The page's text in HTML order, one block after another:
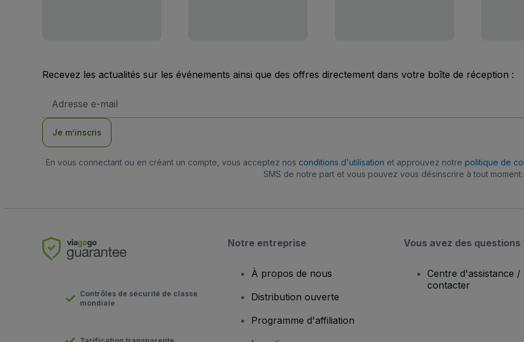
Recevez les actualités sur les événements ainsi que des offres directement dans votre boîte de réception :
e-
Je m’inscris
En vous connectant ou en créant un compte, vous acceptez nos conditions d'utilisation et approuvez notre politique de
SMS de notre part et vous pouvez vous désinscrire à tout moment.
Contrôles de sécurité de classe
mondiale
Notre entreprise
À propos de nous
Distribution ouverte
Programme d'affiliation
Vous avez des questions
Centre d'assistance /
contacter